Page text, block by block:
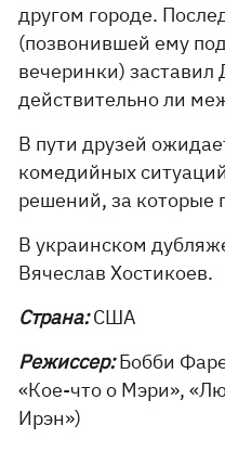
другом городе.
(позвонившей ему
вечеринки)
действительно ли
В пути друзей
комедийных
решений, за которые
В украинском
Вячеслав Хостикоев.
Страна:США
Режиссер:Бобби
«Кое-что о Мэри»,
Ирэн»)